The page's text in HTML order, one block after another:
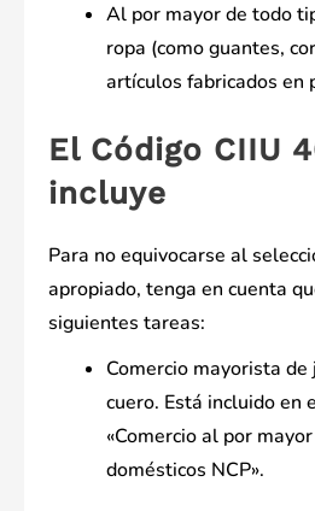
Al por mayor de todo
ropa (como guantes,
artículos fabricados en
El Código CIIU
incluye
Para no equivocarse al
apropiado, tenga en cuenta
siguientes tareas:
Comercio mayorista
cuero. Está incluido en
«Comercio al por
domésticos NCP».